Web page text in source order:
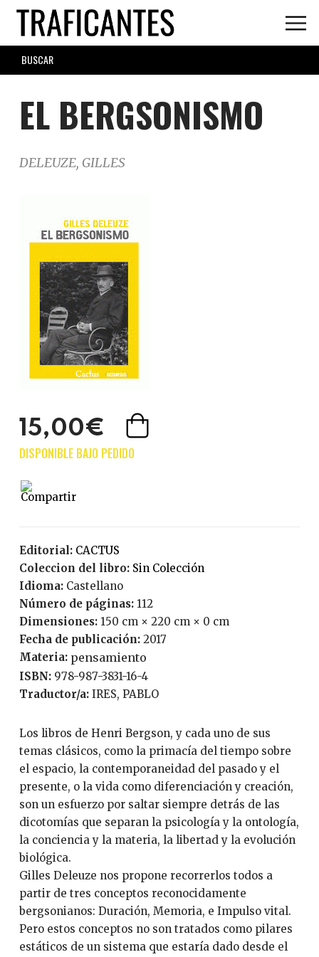
Skip
main
content
SEARCH
FORM
EL BERGSONISMO
DELEUZE, GILLES
15,00€
Editorial:
CACTUS
Coleccion del libro:
Sin Colección
Idioma:
Castellano
Número de páginas: 112
Dimensiones: 150 cm × 220 cm × 0 cm
Fecha de publicación:
2017
Materia: pensamiento
ISBN:
978-987-3831-16-4
Traductor/a: IRES, PABLO
Los libros de Henri Bergson, y cada uno de sus
temas clásicos, como la primacía del tiempo sobre
el espacio, la contemporaneidad del pasado y el
presente, o la vida como diferenciación y creación,
son un esfuerzo por saltar siempre detrás de las
dicotomías que separan la psicología y la ontología,
la conciencia y la materia, la libertad y la evolución
biológica.
Gilles Deleuze nos propone recorrerlos todos a
partir de tres conceptos reconocidamente
bergsonianos: Duración, Memoria, e Impulso vital.
Pero estos conceptos no son tratados como pilares
estáticos de un sistema que estaría dado desde el